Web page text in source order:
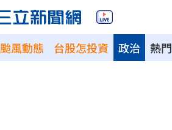
颱風動態 台股怎投資 熱門
政治